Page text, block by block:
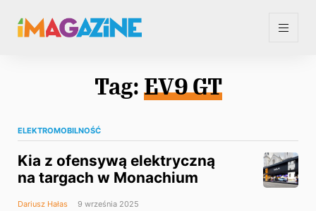
Tag: EV9 GT
ELEKTROMOBILNOŚĆ
Kia z ofensywą elektryczną
na targach w Monachium
Dariusz Hałas 9 września 2025